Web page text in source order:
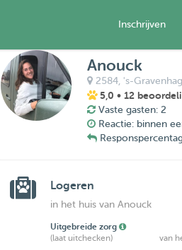
Inschrijven
Anouck
2584, 's-
5,0 • 12
Vaste gasten: 2
Reactie: binnen
Logeren
in het huis van Anouck
Uitgebreide zorg
(laat uitchecken)
van